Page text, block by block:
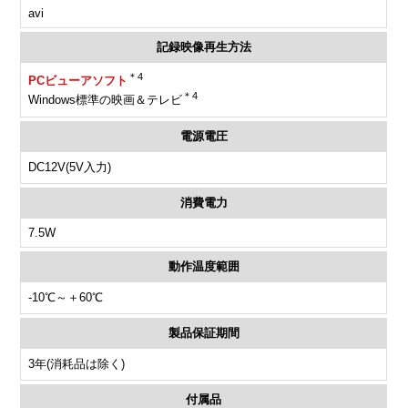
avi
記録映像再生方法
PCビューアソフト ＊4
Windows標準の映画＆テレビ ＊4
電源電圧
DC12V(5V入力)
消費電力
7.5W
動作温度範囲
-10℃～＋60℃
製品保証期間
3年(消耗品は除く)
付属品